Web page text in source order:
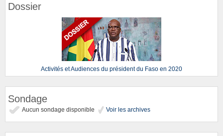
Dossier
Activités et Audiences du président du Faso en 2020
Sondage
Aucun sondage disponible Voir les archives